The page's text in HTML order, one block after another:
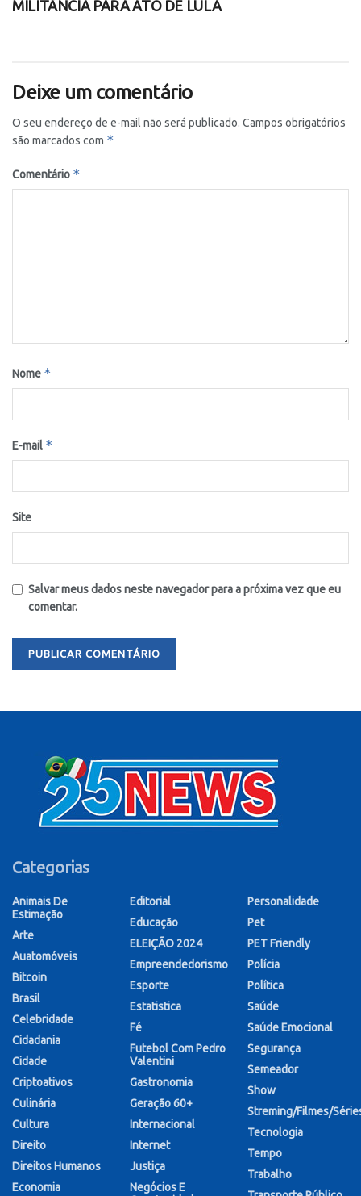
MILITÂNCIA PARA ATO DE LULA
Deixe um comentário
O seu endereço de e-mail não será publicado. Campos obrigatórios
são marcados com *
Comentário *
Nome *
E-mail *
Site
Salvar meus dados neste navegador para a próxima vez que eu
comentar.
Categorias
Animais De
Estimação
Arte
Auatomóveis
Bitcoin
Brasil
Celebridade
Cidadania
Cidade
Criptoativos
Culinária
Cultura
Direito
Direitos Humanos
Economia
Editorial
Educação
ELEIÇÃO 2024
Empreendedorismo
Esporte
Estatistica
Fé
Futebol Com Pedro
Valentini
Gastronomia
Geração 60+
Internacional
Internet
Justiça
Negócios E
Personalidade
Pet
PET Friendly
Polícia
Política
Saúde
Saúde Emocional
Segurança
Semeador
Show
Streming/Filmes/
Tecnologia
Tempo
Trabalho